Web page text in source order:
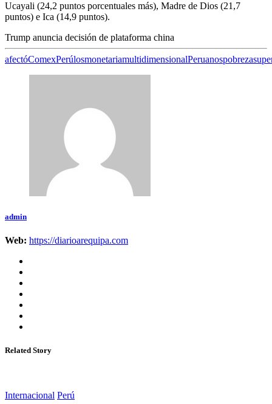
Ucayali (24,2 puntos porcentuales más), Madre de Dios (21,7
puntos) e Ica (14,9 puntos).
Trump anuncia decisión de plataforma china
afectóComexPerúlosmonetariamultidimensionalPeruanospobreza
admin
Web: https://diarioarequipa.com
Related Story
Internacional Perú